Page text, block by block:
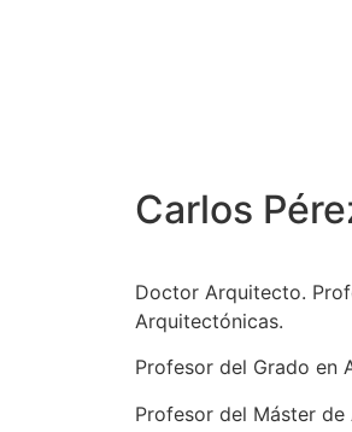
Carlos
Doctor Arquitecto.
Arquitectónicas.
Profesor del Grado en
Profesor del Máster de